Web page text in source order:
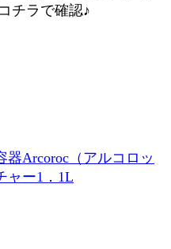
チラで確認♪
Arcoroc（アルコロッ
ャー1．1L